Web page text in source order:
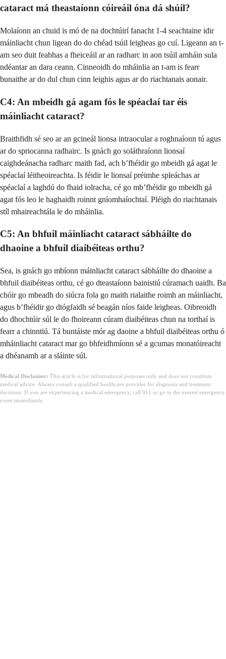
cataract má theastaíonn cóireáil óna dá shúil?
Molaíonn an chuid is mó de na dochtúirí fanacht 1-4 seachtaine idir
máinliacht chun ligean do do chéad tsúil leigheas go cuí. Ligeann an t-
am seo duit feabhas a fheiceáil ar an radharc in aon tsúil amháin sula
ndéantar an dara ceann. Cinneoidh do mháinlia an t-am is fearr
bunaithe ar do dul chun cinn leighis agus ar do riachtanais aonair.
C4: An mbeidh gá agam fós le spéaclaí tar éis
máinliacht cataract?
Braithfidh sé seo ar an gcineál lionsa intraocular a roghnaíonn tú agus
ar do spriocanna radhairc. Is gnách go soláthraíonn lionsaí
caighdeánacha radharc maith fad, ach b’fhéidir go mbeidh gá agat le
spéaclaí léitheoireachta. Is féidir le lionsaí préimhe spleáchas ar
spéaclaí a laghdú do fhaid iolracha, cé go mb’fhéidir go mbeidh gá
agat fós leo le haghaidh roinnt gníomhaíochtaí. Pléigh do riachtanais
stíl mhaireachtála le do mháinlia.
C5: An bhfuil máinliacht cataract sábháilte do
dhaoine a bhfuil diaibéiteas orthu?
Sea, is gnách go mbíonn máinliacht cataract sábháilte do dhaoine a
bhfuil diaibéiteas orthu, cé go dteastaíonn bainistiú cúramach uaidh. Ba
chóir go mbeadh do siúcra fola go maith rialaithe roimh an máinliacht,
agus b’fhéidir go dtógfaidh sé beagán níos faide leigheas. Oibreoidh
do dhochtúir súl le do fhoireann cúram diaibéiteas chun na torthaí is
fearr a chinntiú. Tá buntáiste mór ag daoine a bhfuil diaibéiteas orthu ó
mháinliacht cataract mar go bhfeidhmíonn sé a gcumas monatóireacht
a dhéanamh ar a sláinte súl.
Medical Disclaimer: This article is for informational purposes only and does not constitute
medical advice. Always consult a qualified healthcare provider for diagnosis and treatment
decisions. If you are experiencing a medical emergency, call 911 or go to the nearest emergency
room immediately.